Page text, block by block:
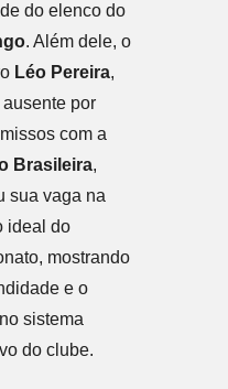
do elenco do
. Além dele, o
Léo Pereira,
ausente por
com a
Brasileira,
sua vaga na
ideal do
mostrando
e o
sistema
do clube.